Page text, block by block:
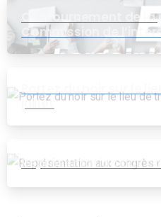
Contournement de
Commission de
pour le groupe EB
Portez du noir sur le
juillet
Représentation aux